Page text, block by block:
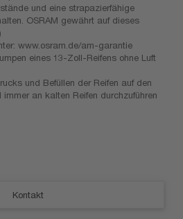
und eine strapazierfähige
OSRAM gewährt auf dieses
www.osram.de/am-garantie
eines 13-Zoll-Reifens ohne Luft
und Befüllen der Reifen auf den
an kalten Reifen durchzuführen
Kontakt